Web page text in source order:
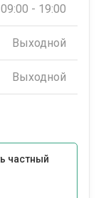
09:00 - 19:00
Выходной
Выходной
частный